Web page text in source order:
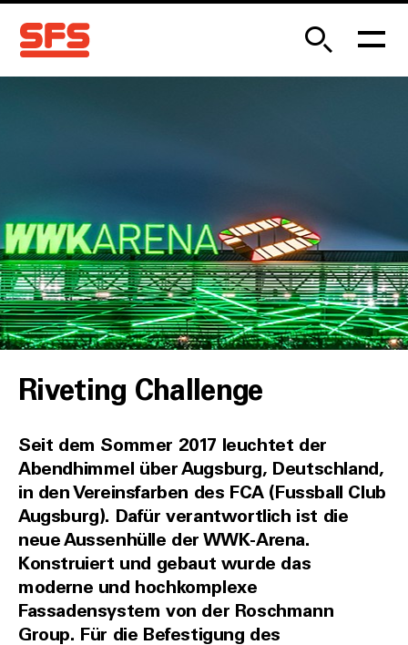
Riveting Challenge
Seit dem Sommer 2017 leuchtet der
Abendhimmel über Augsburg, Deutschland,
in den Vereinsfarben des FCA (Fussball Club
Augsburg). Dafür verantwortlich ist die
neue Aussenhülle der WWK-Arena.
Konstruiert und gebaut wurde das
moderne und hochkomplexe
Fassadensystem von der Roschmann
Group. Für die Befestigung des